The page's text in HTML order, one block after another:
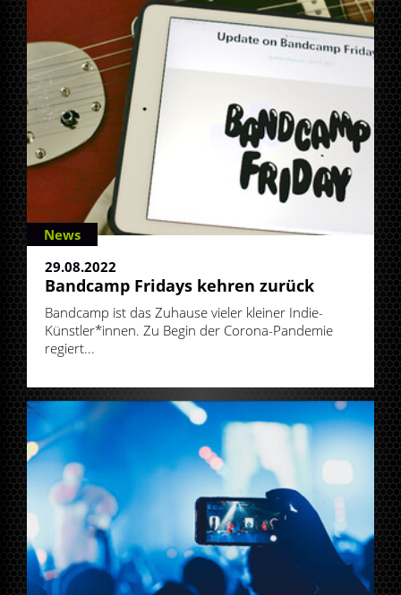
News
29.08.2022
Bandcamp Fridays kehren zurück
Bandcamp ist das Zuhause vieler kleiner Indie-
Künstler*innen. Zu Begin der Corona-Pandemie
regiert...